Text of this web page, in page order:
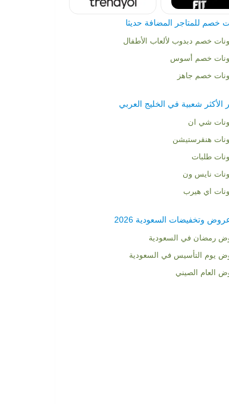
خصم للمتاجر المضافة حديثا
خصم دبدوب لألعاب الأطفال
خصم أسوس
خصم جاهز
الأكثر شعبية في الخليج العربي
شي ان
هنقرستيشن
طلبات
نايس ون
اي هيرب
وتخفيضات السعودية 2026
رمضان في السعودية
يوم التأسيس في السعودية
العام الصيني